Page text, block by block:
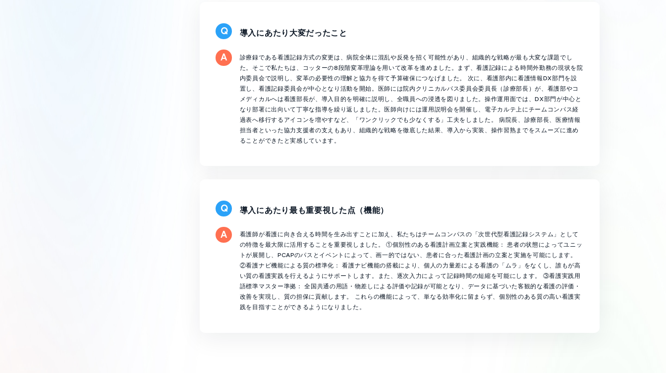
導入にあたり大変だったこと
診療録である看護記録方式の変更は、病院全体に混乱や反発を招く可能性があり、組織的な戦略が最も大変な課題でし
た。そこで私たちは、コッターの8段階変革理論を用いて改革を進めました。まず、看護記録による時間外勤務の現状を院
内委員会で説明し、変革の必要性の理解と協力を得て予算確保につなげました。 次に、看護部内に看護情報DX部門を設
置し、看護記録委員会が中心となり活動を開始。医師には院内クリニカルパス委員会委員長（診療部長）が、看護部やコ
メディカルへは看護部長が、導入目的を明確に説明し、全職員への浸透を図りました。操作運用面では、DX部門が中心と
なり部署に出向いて丁寧な指導を繰り返しました。医師向けには運用説明会を開催し、電子カルテ上にチームコンパス経
過表へ移行するアイコンを増やすなど、「ワンクリックでも少なくする」工夫をしました。 病院長、診療部長、医療情報
担当者といった協力支援者の支えもあり、組織的な戦略を徹底した結果、導入から実装、操作習熟までをスムーズに進め
ることができたと実感しています。
導入にあたり最も重要視した点（機能）
看護師が看護に向き合える時間を生み出すことに加え、私たちはチームコンパスの「次世代型看護記録システム」として
の特徴を最大限に活用することを重要視しました。 ①個別性のある看護計画立案と実践機能： 患者の状態によってユニッ
トが展開し、PCAPのパスとイベントによって、画一的ではない、患者に合った看護計画の立案と実施を可能にします。
②看護ナビ機能による質の標準化： 看護ナビ機能の搭載により、個人の力量差による看護の「ムラ」をなくし、誰もが高
い質の看護実践を行えるようにサポートします。また、逐次入力によって記録時間の短縮を可能にします。 ③看護実践用
語標準マスター準拠： 全国共通の用語・物差しによる評価や記録が可能となり、データに基づいた客観的な看護の評価・
改善を実現し、質の担保に貢献します。 これらの機能によって、単なる効率化に留まらず、個別性のある質の高い看護実
践を目指すことができるようになりました。